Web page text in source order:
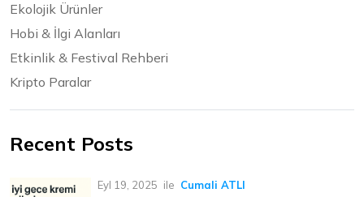
Ekolojik Ürünler
Hobi & İlgi Alanları
Etkinlik & Festival Rehberi
Kripto Paralar
Recent Posts
Eyl 19, 2025 ile Cumali ATLI